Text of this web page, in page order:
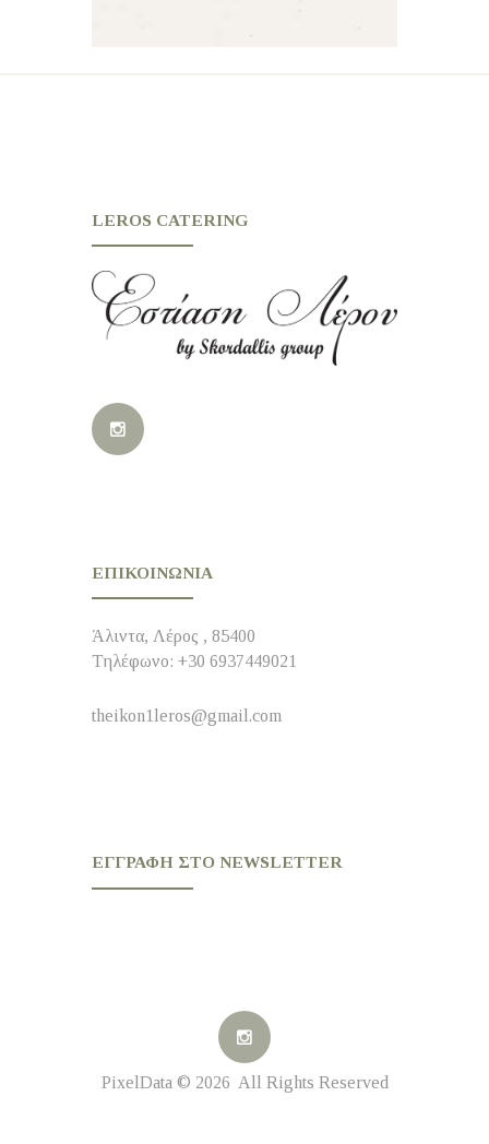
LEROS CATERING
ΕΠΙΚΟΙΝΩΝΊΑ
Άλιντα, Λέρος , 85400
Τηλέφωνο: +30 6937449021
theikon1leros@gmail.com
ΕΓΓΡΑΦΉ ΣΤΟ NEWSLETTER
PixelData © 2026 All Rights Reserved